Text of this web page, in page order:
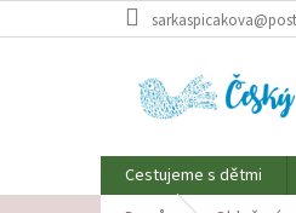
na
Cestujeme s dětmi